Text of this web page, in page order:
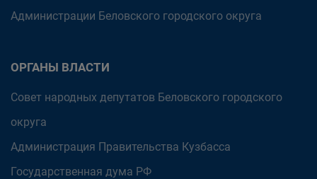
Администрации Беловского городского округа
ОРГАНЫ ВЛАСТИ
Совет народных депутатов Беловского городского
округа
Администрация Правительства Кузбасса
Государственная дума РФ